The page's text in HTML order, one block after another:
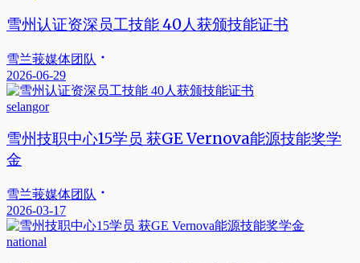
雪州认证资深员工技能 40人获颁技能证书
雪兰莪媒体团队
2026-06-29
selangor
雪州技职中心15学员 获GE Vernova能源技能奖学
金
雪兰莪媒体团队
2026-03-17
national